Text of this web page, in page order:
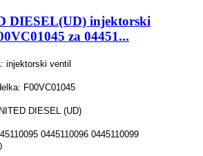
DIESEL(UD) injektorski
za 04451...
injektorski ventil
F00VC01045
DIESEL (UD)
0445110096 0445110099